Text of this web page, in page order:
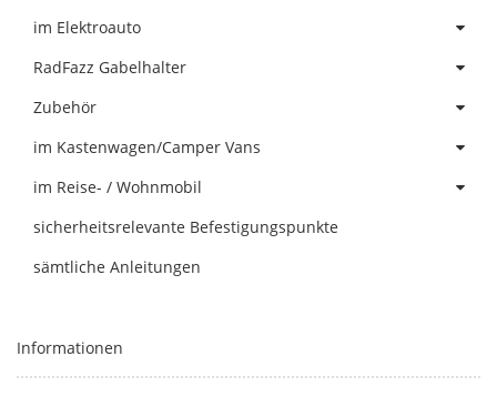
im Elektroauto
RadFazz Gabelhalter
Zubehör
im Kastenwagen/Camper Vans
im Reise- / Wohnmobil
sicherheitsrelevante Befestigungspunkte
sämtliche Anleitungen
Informationen